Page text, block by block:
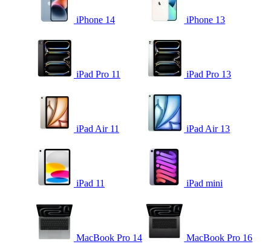
iPhone 14 iPhone 13
iPad Pro 11 iPad Pro 13
iPad Air 11 iPad Air 13
iPad 11 iPad mini
MacBook Pro 14 MacBook Pro 16